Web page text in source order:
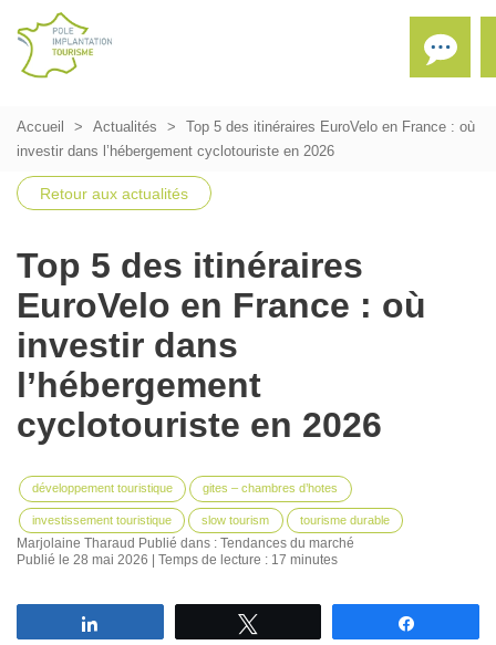
Accueil Actualités
Top 5 des itinéraires EuroVelo en France : où
investir dans l’hébergement cyclotouriste en 2026
Retour aux actualités
Top 5 des itinéraires
EuroVelo en France : où
investir dans
l’hébergement
cyclotouriste en 2026
développement touristique gites – chambres d’hotes
investissement touristique slow tourism tourisme durable
Marjolaine Tharaud Publié dans : Tendances du marché
Publié le 28 mai 2026 | Temps de lecture : 17 minutes